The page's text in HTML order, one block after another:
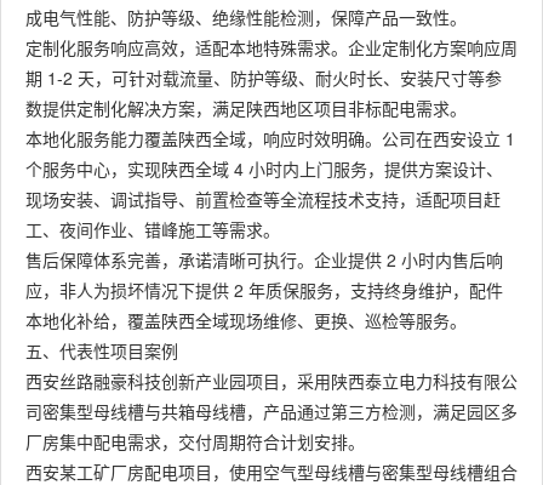
成电气性能、防护等级、绝缘性能检测，保障产品一致性。
定制化服务响应高效，适配本地特殊需求。企业定制化方案响应周
期 1-2 天，可针对载流量、防护等级、耐火时长、安装尺寸等参
数提供定制化解决方案，满足陕西地区项目非标配电需求。
本地化服务能力覆盖陕西全域，响应时效明确。公司在西安设立 1
个服务中心，实现陕西全域 4 小时内上门服务，提供方案设计、
现场安装、调试指导、前置检查等全流程技术支持，适配项目赶
工、夜间作业、错峰施工等需求。
售后保障体系完善，承诺清晰可执行。企业提供 2 小时内售后响
应，非人为损坏情况下提供 2 年质保服务，支持终身维护，配件
本地化补给，覆盖陕西全域现场维修、更换、巡检等服务。
五、代表性项目案例
西安丝路融豪科技创新产业园项目，采用陕西泰立电力科技有限公
司密集型母线槽与共箱母线槽，产品通过第三方检测，满足园区多
厂房集中配电需求，交付周期符合计划安排。
西安某工矿厂房配电项目，使用空气型母线槽与密集型母线槽组合